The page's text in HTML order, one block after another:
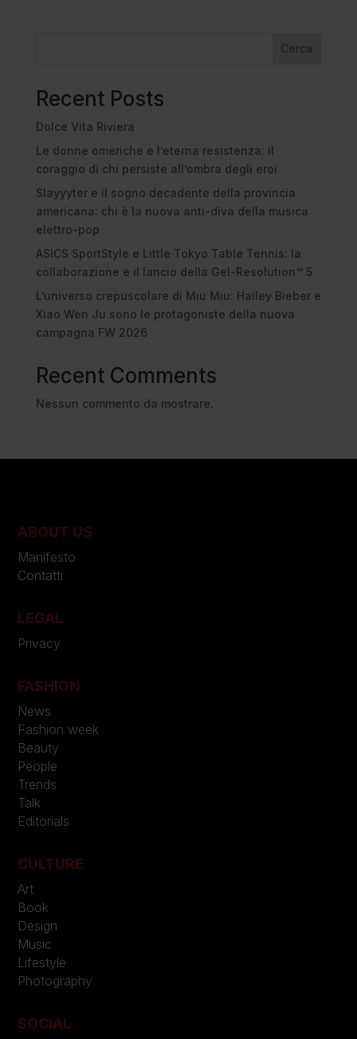
Cerca
Recent Posts
Dolce Vita Riviera
Le donne omeriche e l’eterna resistenza: il
coraggio di chi persiste all’ombra degli eroi
Slayyyter e il sogno decadente della provincia
americana: chi è la nuova anti-diva della musica
elettro-pop
ASICS SportStyle e Little Tokyo Table Tennis: la
collaborazione e il lancio della Gel-Resolution™ 5
L’universo crepuscolare di Miu Miu: Hailey Bieber e
Xiao Wen Ju sono le protagoniste della nuova
campagna FW 2026
Recent Comments
Nessun commento da mostrare.
ABOUT US
Manifesto
Contatti
LEGAL
Privacy
FASHION
News
Fashion week
Beauty
People
Trends
Talk
Editorials
CULTURE
Art
Book
Design
Music
Lifestyle
Photography
SOCIAL